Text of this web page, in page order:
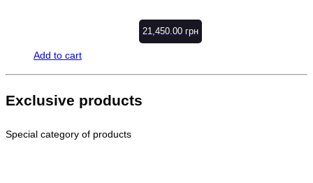
21,450.00 грн
Add to cart
Exclusive products
Special category of products